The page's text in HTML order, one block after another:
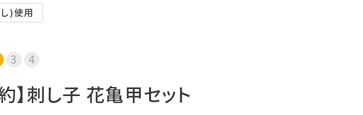
)使用
】刺し子 花亀甲セット